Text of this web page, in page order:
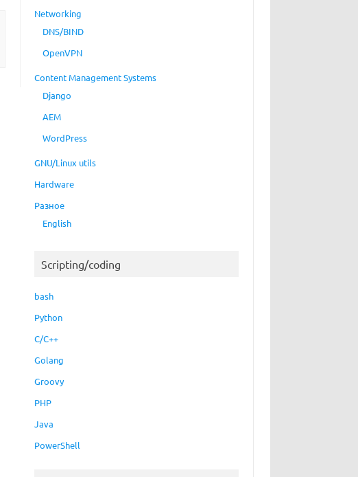
Networking
DNS/BIND
OpenVPN
Content Management Systems
Django
AEM
WordPress
GNU/Linux utils
Hardware
Разное
English
Scripting/coding
bash
Python
C/C++
Golang
Groovy
PHP
Java
PowerShell